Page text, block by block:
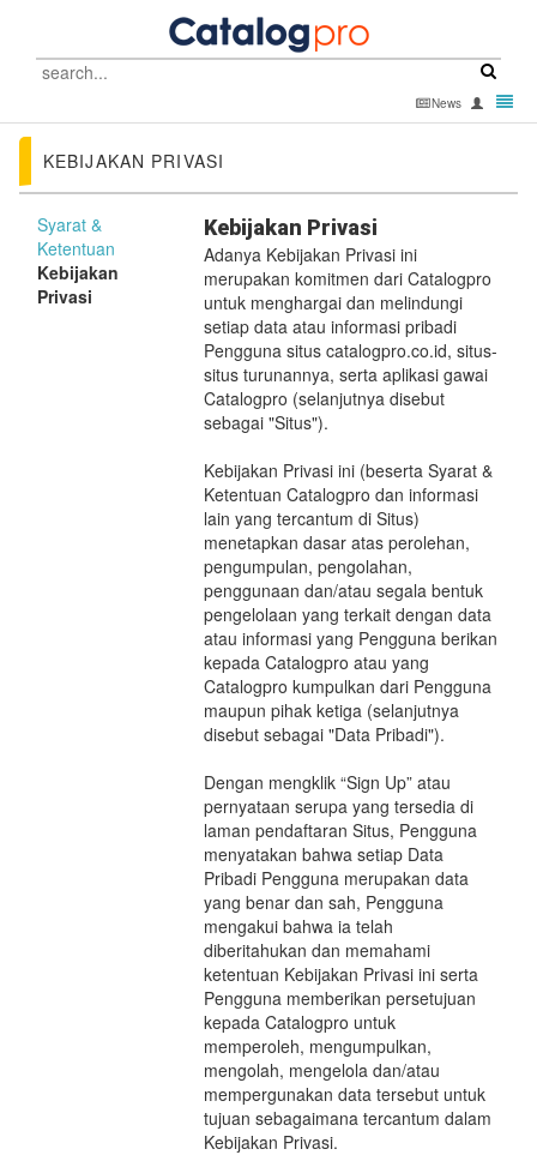
Catalog
-
to
homepage
News
KEBIJAKAN PRIVASI
Syarat &
Ketentuan
Kebijakan
Privasi
Kebijakan Privasi
Adanya Kebijakan Privasi ini
merupakan komitmen dari Catalogpro
untuk menghargai dan melindungi
setiap data atau informasi pribadi
Pengguna situs catalogpro.co.id, situs-
situs turunannya, serta aplikasi gawai
Catalogpro (selanjutnya disebut
sebagai "Situs").
Kebijakan Privasi ini (beserta Syarat &
Ketentuan Catalogpro dan informasi
lain yang tercantum di Situs)
menetapkan dasar atas perolehan,
pengumpulan, pengolahan,
penggunaan dan/atau segala bentuk
pengelolaan yang terkait dengan data
atau informasi yang Pengguna berikan
kepada Catalogpro atau yang
Catalogpro kumpulkan dari Pengguna
maupun pihak ketiga (selanjutnya
disebut sebagai "Data Pribadi").
Dengan mengklik “Sign Up” atau
pernyataan serupa yang tersedia di
laman pendaftaran Situs, Pengguna
menyatakan bahwa setiap Data
Pribadi Pengguna merupakan data
yang benar dan sah, Pengguna
mengakui bahwa ia telah
diberitahukan dan memahami
ketentuan Kebijakan Privasi ini serta
Pengguna memberikan persetujuan
kepada Catalogpro untuk
memperoleh, mengumpulkan,
mengolah, mengelola dan/atau
mempergunakan data tersebut untuk
tujuan sebagaimana tercantum dalam
Kebijakan Privasi.